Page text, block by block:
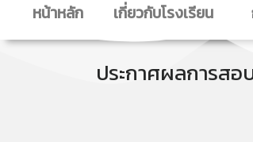
หน้าหลัก เกี่ยวกับโรงเรียน
ประกาศผลการส